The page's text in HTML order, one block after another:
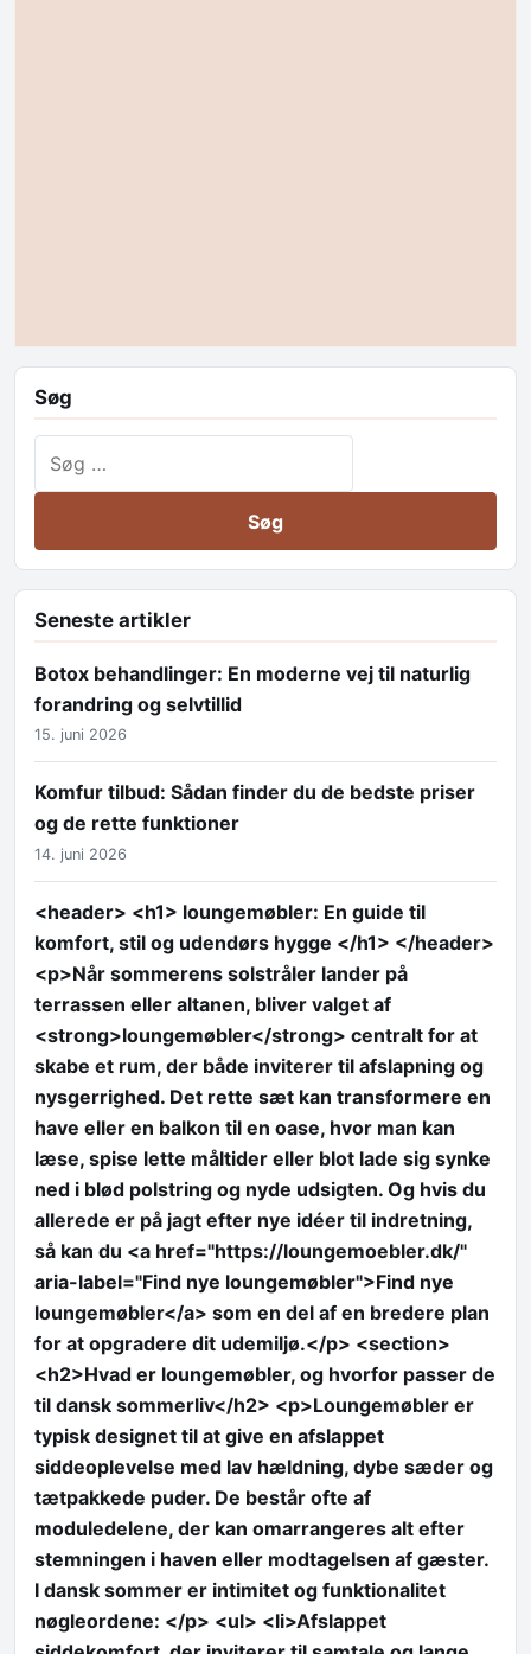
Søg
Seneste artikler
Botox behandlinger: En moderne vej til naturlig
forandring og selvtillid
15. juni 2026
Komfur tilbud: Sådan finder du de bedste priser
og de rette funktioner
14. juni 2026
<header> <h1> loungemøbler: En guide til
komfort, stil og udendørs hygge </h1> </header>
<p>Når sommerens solstråler lander på
terrassen eller altanen, bliver valget af
<strong>loungemøbler</strong> centralt for at
skabe et rum, der både inviterer til afslapning og
nysgerrighed. Det rette sæt kan transformere en
have eller en balkon til en oase, hvor man kan
læse, spise lette måltider eller blot lade sig synke
ned i blød polstring og nyde udsigten. Og hvis du
allerede er på jagt efter nye idéer til indretning,
så kan du <a href="https://loungemoebler.dk/"
aria-label="Find nye loungemøbler">Find nye
loungemøbler</a> som en del af en bredere plan
for at opgradere dit udemiljø.</p> <section>
<h2>Hvad er loungemøbler, og hvorfor passer de
til dansk sommerliv</h2> <p>Loungemøbler er
typisk designet til at give en afslappet
siddeoplevelse med lav hældning, dybe sæder og
tætpakkede puder. De består ofte af
moduledelene, der kan omarrangeres alt efter
stemningen i haven eller modtagelsen af gæster.
I dansk sommer er intimitet og funktionalitet
nøgleordene: </p> <ul> <li>Afslappet